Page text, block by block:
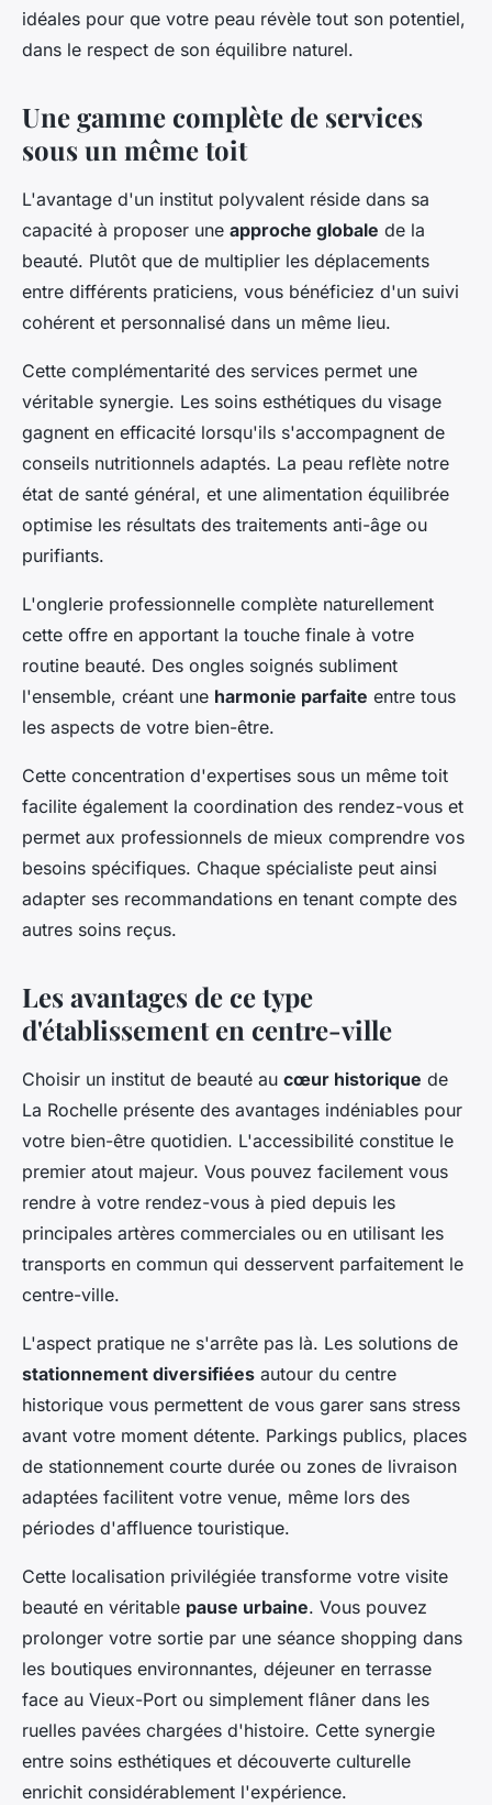
idéales pour que votre peau révèle tout son potentiel,
dans le respect de son équilibre naturel.
Une gamme complète de services
sous un même toit
L'avantage d'un institut polyvalent réside dans sa
capacité à proposer une approche globale de la
beauté. Plutôt que de multiplier les déplacements
entre différents praticiens, vous bénéficiez d'un suivi
cohérent et personnalisé dans un même lieu.
Cette complémentarité des services permet une
véritable synergie. Les soins esthétiques du visage
gagnent en efficacité lorsqu'ils s'accompagnent de
conseils nutritionnels adaptés. La peau reflète notre
état de santé général, et une alimentation équilibrée
optimise les résultats des traitements anti-âge ou
purifiants.
L'onglerie professionnelle complète naturellement
cette offre en apportant la touche finale à votre
routine beauté. Des ongles soignés subliment
l'ensemble, créant une harmonie parfaite entre tous
les aspects de votre bien-être.
Cette concentration d'expertises sous un même toit
facilite également la coordination des rendez-vous et
permet aux professionnels de mieux comprendre vos
besoins spécifiques. Chaque spécialiste peut ainsi
adapter ses recommandations en tenant compte des
autres soins reçus.
Les avantages de ce type
d'établissement en centre-ville
Choisir un institut de beauté au cœur historique de
La Rochelle présente des avantages indéniables pour
votre bien-être quotidien. L'accessibilité constitue le
premier atout majeur. Vous pouvez facilement vous
rendre à votre rendez-vous à pied depuis les
principales artères commerciales ou en utilisant les
transports en commun qui desservent parfaitement le
centre-ville.
L'aspect pratique ne s'arrête pas là. Les solutions de
stationnement diversifiées autour du centre
historique vous permettent de vous garer sans stress
avant votre moment détente. Parkings publics, places
de stationnement courte durée ou zones de livraison
adaptées facilitent votre venue, même lors des
périodes d'affluence touristique.
Cette localisation privilégiée transforme votre visite
beauté en véritable pause urbaine. Vous pouvez
prolonger votre sortie par une séance shopping dans
les boutiques environnantes, déjeuner en terrasse
face au Vieux-Port ou simplement flâner dans les
ruelles pavées chargées d'histoire. Cette synergie
entre soins esthétiques et découverte culturelle
enrichit considérablement l'expérience.